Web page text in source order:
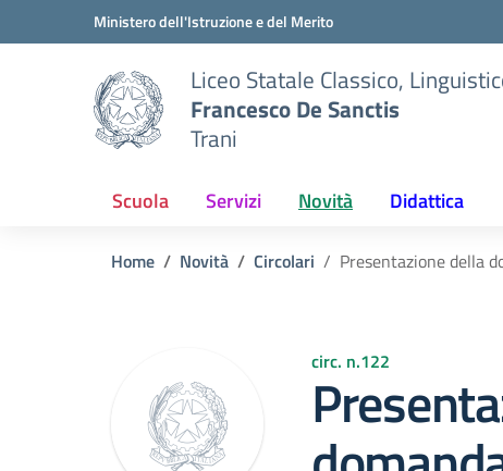
Vai ai contenuti
Vai al menu di navigazioneMinistero dell'Istruzione e del Merito
Liceo Statale Classico,
Francesco De Sanctis
Trani
Scuola Servizi Novità Didattica
Home Novità Circolari Presentazione della
circ. n.122